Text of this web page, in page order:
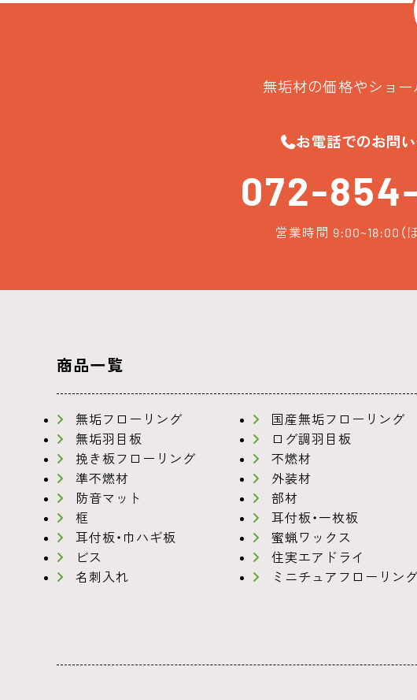
無垢材の価格やショー
お電話でのお問
072-854-
営業時間 9:00~18:00（
商品一覧
無垢フローリング
国産無垢フローリング
無垢羽目板
ログ調羽目板
挽き板フローリング
不燃材
準不燃材
外装材
防音マット
部材
框
耳付板・一枚板
耳付板・巾ハギ板
蜜蝋ワックス
ビス
住実エアドライ
名刺入れ
ミニチュアフローリン